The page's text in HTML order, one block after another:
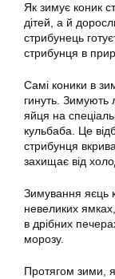
Як зимує коник
дітей, а й
стрибунець
стрибунця в
Самі коники в
гинуть. Зимують
яйця на
кульбаба. Це
стрибунця
захищає від
Зимування яєць
невеликих
в дрібних
морозу.
Протягом зими,